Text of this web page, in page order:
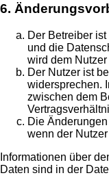
6.
Der Betreiber
und die
wird dem
Der Nutzer ist
widersprechen.
zwischen dem
Die
wenn der
Informationen über
Daten sind in der